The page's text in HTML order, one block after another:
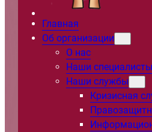
Главная
Об организации
О нас
Наши специалисты
Наши службы
Кризисная